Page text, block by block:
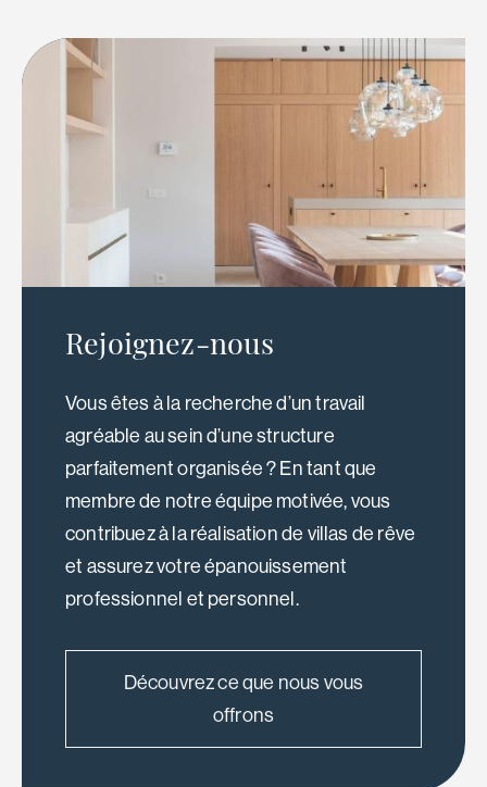
Rejoignez-nous
Vous êtes à la recherche d’un travail
agréable au sein d’une structure
parfaitement organisée ? En tant que
membre de notre équipe motivée, vous
contribuez à la réalisation de villas de rêve
et assurez votre épanouissement
professionnel et personnel.
Découvrez ce que nous vous
offrons